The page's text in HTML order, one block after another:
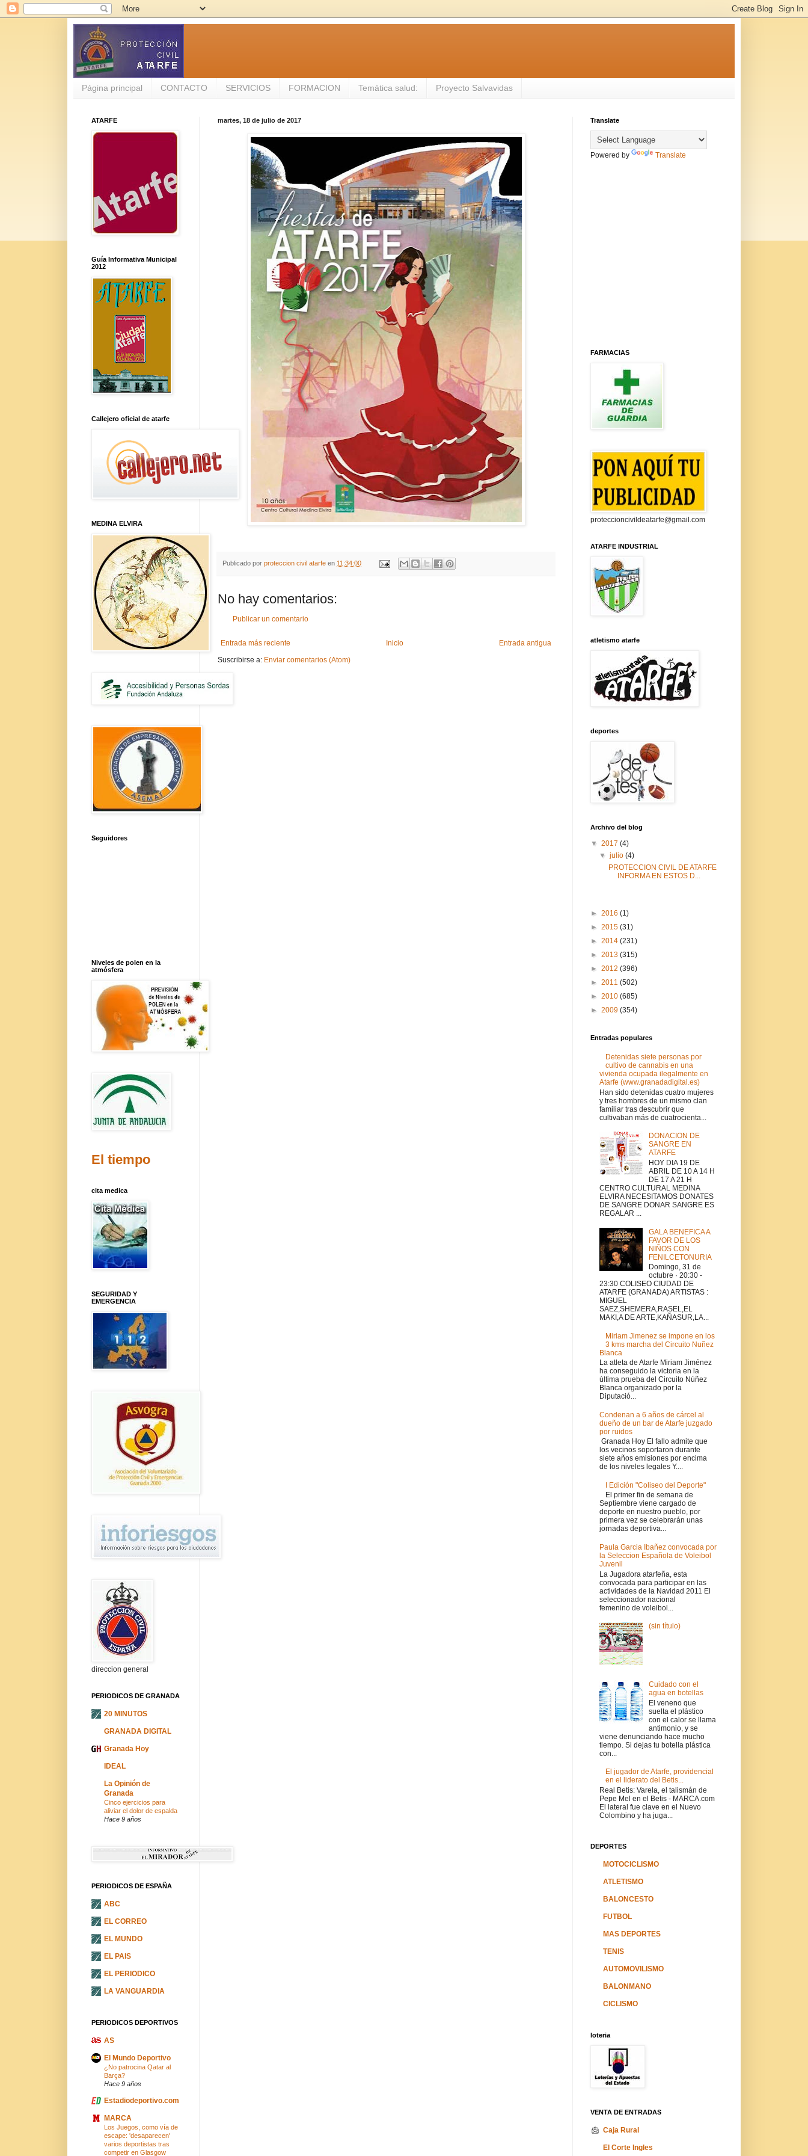
Página principal CONTACTO SERVICIOS FORMACION Temática salud: Proyecto Salvavidas
martes, 18 de julio de 2017
Publicado por proteccion civil atarfe en 11:34:00
No hay comentarios:
Publicar un comentario
Entrada más reciente Entrada antigua
Inicio
Suscribirse a: Enviar comentarios (Atom)
ATARFE
Guía Informativa Municipal
2012
Callejero oficial de atarfe
MEDINA ELVIRA
Seguidores
Niveles de polen en la
atmósfera
El tiempo
cita medica
SEGURIDAD Y
EMERGENCIA
direccion general
PERIODICOS DE GRANADA
20 MINUTOS
GRANADA DIGITAL
Granada Hoy
IDEAL
La Opinión de
Granada
Cinco ejercicios para
aliviar el dolor de espalda
Hace 9 años
PERIODICOS DE ESPAÑA
ABC
EL CORREO
EL MUNDO
EL PAIS
EL PERIODICO
LA VANGUARDIA
PERIODICOS DEPORTIVOS
AS
El Mundo Deportivo
¿No patrocina Qatar al
Barça?
Hace 9 años
Estadiodeportivo.com
MARCA
Los Juegos, como vía de
escape: 'desaparecen'
varios deportistas tras
competir en Glasgow
Translate
Powered by Translate
FARMACIAS
proteccioncivildeatarfe@gmail.com
ATARFE INDUSTRIAL
atletismo atarfe
deportes
Archivo del blog
▼ 2017 (4)
▼julio(4)
PROTECCION CIVIL DE ATARFE
INFORMA EN ESTOS D...
► 2016 (1)
► 2015 (31)
► 2014 (231)
► 2013 (315)
► 2012 (396)
► 2011 (502)
► 2010 (685)
► 2009 (354)
Entradas populares
Detenidas siete personas por
cultivo de cannabis en una
vivienda ocupada ilegalmente en
Atarfe (www.granadadigital.es)
Han sido detenidas cuatro mujeres
y tres hombres de un mismo clan
familiar tras descubrir que
cultivaban más de cuatrocienta...
DONACION DE
SANGRE EN
ATARFE
HOY DIA 19 DE
ABRIL DE 10 A 14 H
DE 17 A 21 H
CENTRO CULTURAL MEDINA
ELVIRA NECESITAMOS DONATES
DE SANGRE DONAR SANGRE ES
REGALAR ...
GALA BENEFICA A
FAVOR DE LOS
NIÑOS CON
FENILCETONURIA
Domingo, 31 de
octubre · 20:30 -
23:30 COLISEO CIUDAD DE
ATARFE (GRANADA) ARTISTAS :
MIGUEL
SAEZ,SHEMERA,RASEL,EL
MAKI,A DE ARTE,KAÑASUR,LA...
Miriam Jimenez se impone en los
3 kms marcha del Circuito Nuñez
Blanca
La atleta de Atarfe Miriam Jiménez
ha conseguido la victoria en la
última prueba del Circuito Núñez
Blanca organizado por la
Diputació...
Condenan a 6 años de cárcel al
dueño de un bar de Atarfe juzgado
por ruidos
Granada Hoy El fallo admite que
los vecinos soportaron durante
siete años emisiones por encima
de los niveles legales Y....
I Edición "Coliseo del Deporte"
El primer fin de semana de
Septiembre viene cargado de
deporte en nuestro pueblo, por
primera vez se celebrarán unas
jornadas deportiva...
Paula Garcia Ibañez convocada por
la Seleccion Española de Voleibol
Juvenil
La Jugadora atarfeña, esta
convocada para participar en las
actividades de la Navidad 2011 El
seleccionador nacional
femenino de voleibol...
(sin título)
Cuidado con el
agua en botellas
El veneno que
suelta el plástico
con el calor se llama
antimonio, y se
viene denunciando hace mucho
tiempo. Si dejas tu botella plástica
con...
El jugador de ‪Atarfe‬, providencial
en el liderato del Betis...
Real Betis: Varela, el talismán de
Pepe Mel en el Betis - MARCA.com
El lateral fue clave en el Nuevo
Colombino y ha juga...
DEPORTES
MOTOCICLISMO
ATLETISMO
BALONCESTO
FUTBOL
MAS DEPORTES
TENIS
AUTOMOVILISMO
BALONMANO
CICLISMO
loteria
VENTA DE ENTRADAS
Caja Rural
El Corte Ingles